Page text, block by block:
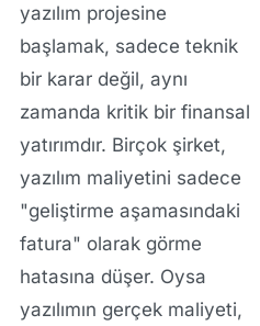
yazılım projesine
başlamak, sadece teknik
bir karar değil, aynı
zamanda kritik bir finansal
yatırımdır. Birçok şirket,
yazılım maliyetini sadece
"geliştirme aşamasındaki
fatura" olarak görme
hatasına düşer. Oysa
yazılımın gerçek maliyeti,